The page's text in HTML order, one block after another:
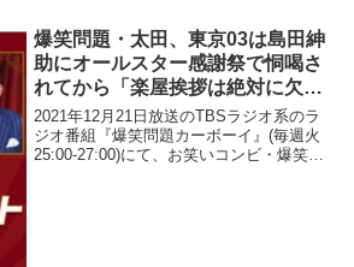
爆笑問題・太田、東京03は島田紳
助にオールスター感謝祭で恫喝さ
れてから「楽屋挨拶は絶対に欠か
さないから」と発言「トラウマに
なってるからね、アイツらね」
2021年12月21日放送のTBSラジオ系のラ
ジオ番組『爆笑問題カーボーイ』(毎週火
25:00-27:00)にて、お笑いコンビ・爆笑問